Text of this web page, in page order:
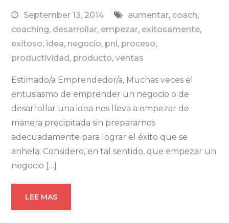
September 13, 2014 aumentar, coach,
coaching, desarrollar, empezar, exitosamente,
exitoso, idea, negocio, pnl , proceso,
productividad , producto,ventas
Estimado/a Emprendedor/a, Muchas veces el
entusiasmo de emprender un negocio o de
desarrollar una idea nos lleva a empezar de
manera precipitada sin prepararnos
adecuadamente para lograr el éxito que se
anhela. Considero, en tal sentido, que empezar un
negocio […]
LEE MAS